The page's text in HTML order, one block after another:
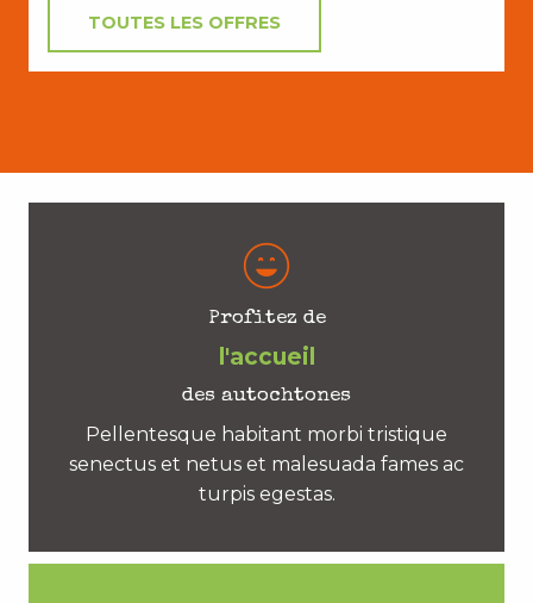
TOUTES LES OFFRES
Profitez de
l'accueil
des autochtones
Pellentesque habitant morbi tristique
senectus et netus et malesuada fames ac
turpis egestas.